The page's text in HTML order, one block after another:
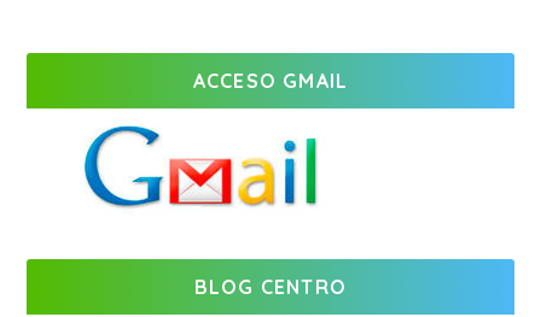
ACCESO GMAIL
BLOG CENTRO